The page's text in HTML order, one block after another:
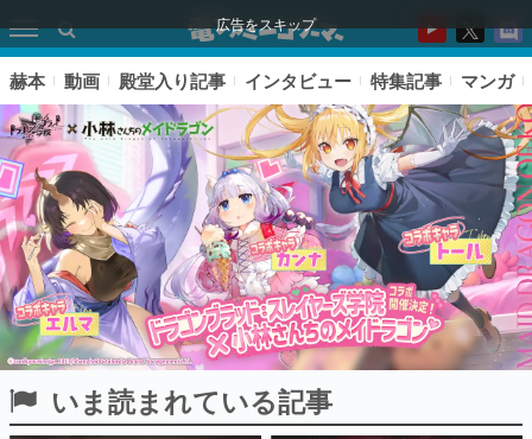
広告をスキップ
ピックアップ
赫本 動画 殿堂入り記事 インタビュー 特集記事 マンガ
いま読まれている記事